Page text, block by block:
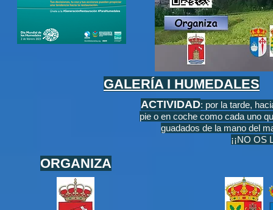
GALERÍA I HUMEDALES
ACTIVIDAD: por la tarde,
pie o en coche como cada uno
guadados de la mano del
¡¡NO OS
ORGANIZA